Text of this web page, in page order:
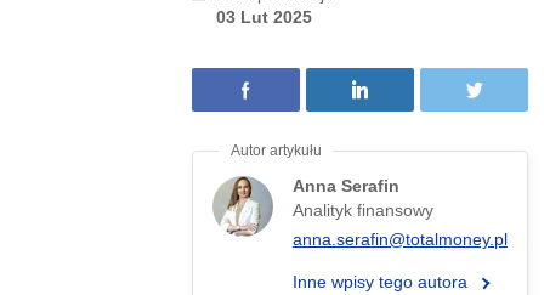
03 Lut 2025
Anna Serafin
Analityk finansowy
anna.serafin@totalmoney.pl
Inne wpisy tego autora